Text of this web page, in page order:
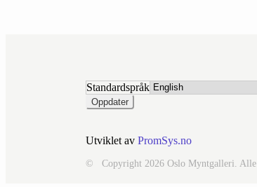
Standardspråk
Utviklet av PromSys.no
© Copyright 2026 Oslo Myntgalleri. Alle